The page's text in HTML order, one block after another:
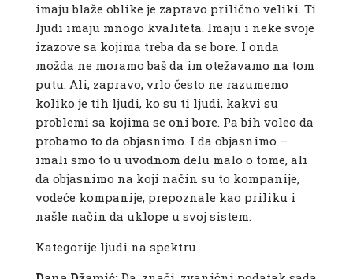
imaju blaže oblike je zapravo prilično veliki. Ti
ljudi imaju mnogo kvaliteta. Imaju i neke svoje
izazove sa kojima treba da se bore. I onda
možda ne moramo baš da im otežavamo na tom
putu. Ali, zapravo, vrlo često ne razumemo
koliko je tih ljudi, ko su ti ljudi, kakvi su
problemi sa kojima se oni bore. Pa bih voleo da
probamo to da objasnimo. I da objasnimo –
imali smo to u uvodnom delu malo o tome, ali
da objasnimo na koji način su to kompanije,
vodeće kompanije, prepoznale kao priliku i
našle način da uklope u svoj sistem.
Kategorije ljudi na spektru